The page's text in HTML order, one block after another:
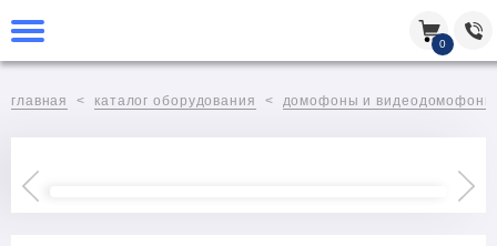
0
главная каталог оборудования домофоны и видеодомофоны